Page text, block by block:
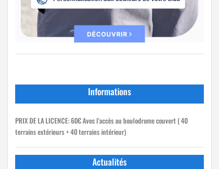
Informations
PRIX DE LA LICENCE: 60€ Avec l'accès au boulodrome couvert ( 40
terrains extérieurs + 40 terrains intérieur)
Actualités